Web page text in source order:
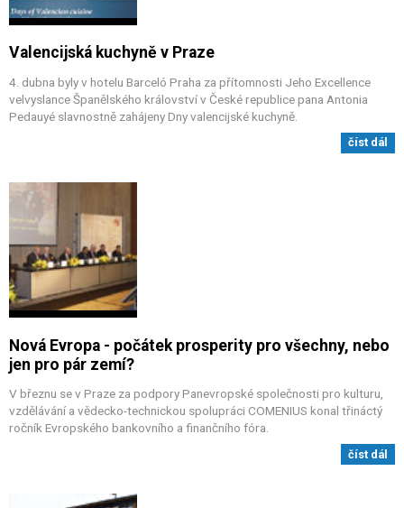
Valencijská kuchyně v Praze
4. dubna byly v hotelu Barceló Praha za přítomnosti Jeho Excellence
velvyslance Španělského království v České republice pana Antonia
Pedauyé slavnostně zahájeny Dny valencijské kuchyně.
číst dál
Nová Evropa - počátek prosperity pro všechny, nebo
jen pro pár zemí?
V březnu se v Praze za podpory Panevropské společnosti pro kulturu,
vzdělávání a vědecko-technickou spolupráci COMENIUS konal třináctý
ročník Evropského bankovního a finančního fóra.
číst dál